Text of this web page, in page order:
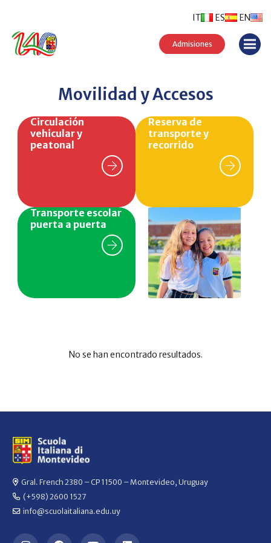
ES EN
IT
Admisiones
Movilidad y Accesos
Circulación
vehicular y
peatonal
Reserva de
transporte y
recorrido
Transporte escolar
puerta a puerta
No se han encontrado resultados.
Gral. French 2380 – CP 11500 – Montevideo, Uruguay
(+598) 2600 1527
info@scuolaitaliana.edu.uy